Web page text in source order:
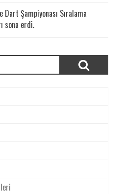
Şampiyonası Sıralama
sona erdi.